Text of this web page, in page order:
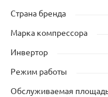
Страна бренда
Марка компрессора
Инвертор
Режим работы
Обслуживаемая